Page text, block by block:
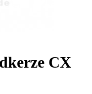
CX